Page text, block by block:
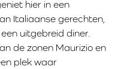
hier in een
Italiaanse gerechten,
uitgebreid diner.
de zonen Maurizio en
plek waar